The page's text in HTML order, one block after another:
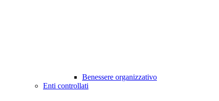
Benessere organizzativo
Enti controllati